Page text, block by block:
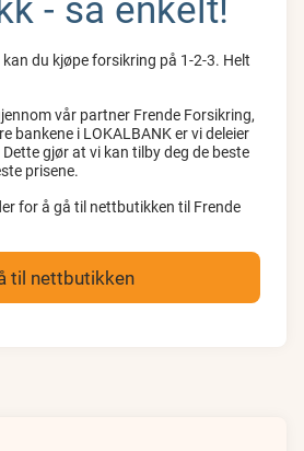
du kjøpe forsikring på 1-2-3. Helt
vår partner Frende Forsikring,
bankene i LOKALBANK er vi deleier
gjør at vi kan tilby deg de beste
prisene.
for å gå til nettbutikken til Frende
til nettbutikken